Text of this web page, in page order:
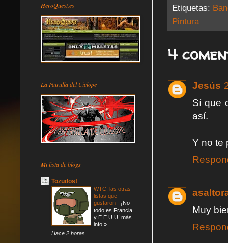
Etiquetas:
Pintura
4
Jesús
Sí que
así.
Y no te
Muy
HeroQuest.es
La Patrulla del Cíclope
Mi lista de blogs
Tozudos!
WTC: las otras
listas que
gustaron - ¡No
todo es Francia
y E.E.U.U! más
info!»
Hace 2 horas